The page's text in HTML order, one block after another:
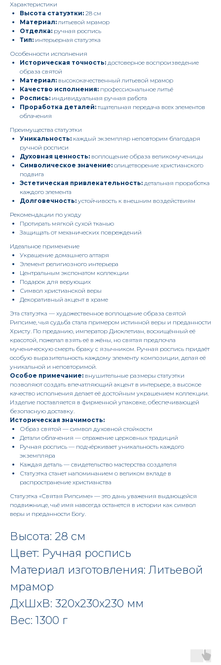
Характеристики
Высота статуэтки: 28 см
Материал:литьевой мрамор
Отделка: ручная роспись
Тип: интерьерная статуэтка
Особенности исполнения
Историческая точность: достоверное воспроизведение
образа святой
Материал: высококачественный литьевой мрамор
Качество исполнения: профессиональное литьё
Роспись: индивидуальная ручная работа
Проработка деталей:тщательная передача всех элементов
облачения
Преимущества статуэтки
Уникальность: каждый экземпляр неповторим благодаря
ручной росписи
Духовная ценность: воплощение образа великомученицы
Символическое значение: олицетворение христианского
подвига
Эстетическая привлекательность: детальная проработка
каждого элемента
Долговечность: устойчивость к внешним воздействиям
Рекомендации по уходу
Протирать мягкой сухой тканью
Защищать от механических повреждений
Идеальное применение
Украшение домашнего алтаря
Элемент религиозного интерьера
Центральным экспонатом коллекции
Подарок для верующих
Символ христианской веры
Декоративный акцент в храме
Эта статуэтка — художественное воплощение образа святой
Рипсиме, чья судьба стала примером истинной веры и преданности
Христу. По преданию, император Диоклетиан, восхищённый её
красотой, пожелал взять её в жёны, но святая предпочла
мученическую смерть браку с язычником. Ручная роспись придаёт
особую выразительность каждому элементу композиции, делая её
уникальной и неповторимой.
Особое примечание: внушительные размеры статуэтки
позволяют создать впечатляющий акцент в интерьере, а высокое
качество исполнения делает её достойным украшением коллекции.
Изделие поставляется в фирменной упаковке, обеспечивающей
безопасную доставку.
Историческая значимость:
Образ святой — символ духовной стойкости
Детали облачения — отражение церковных традиций
Ручная роспись — подчёркивает уникальность каждого
экземпляра
Каждая деталь — свидетельство мастерства создателя
Статуэтка станет напоминанием о великом вкладе в
распространение христианства
Статуэтка «Святая Рипсиме» — это дань уважения выдающейся
подвижнице, чьё имя навсегда останется в истории как символ
веры и преданности Богу.
Высота: 28 см
Цвет: Ручная роспись
Материал изготовления: Литьевой
мрамор
ДxШxВ: 320x230x230 мм
Вес: 1300 г